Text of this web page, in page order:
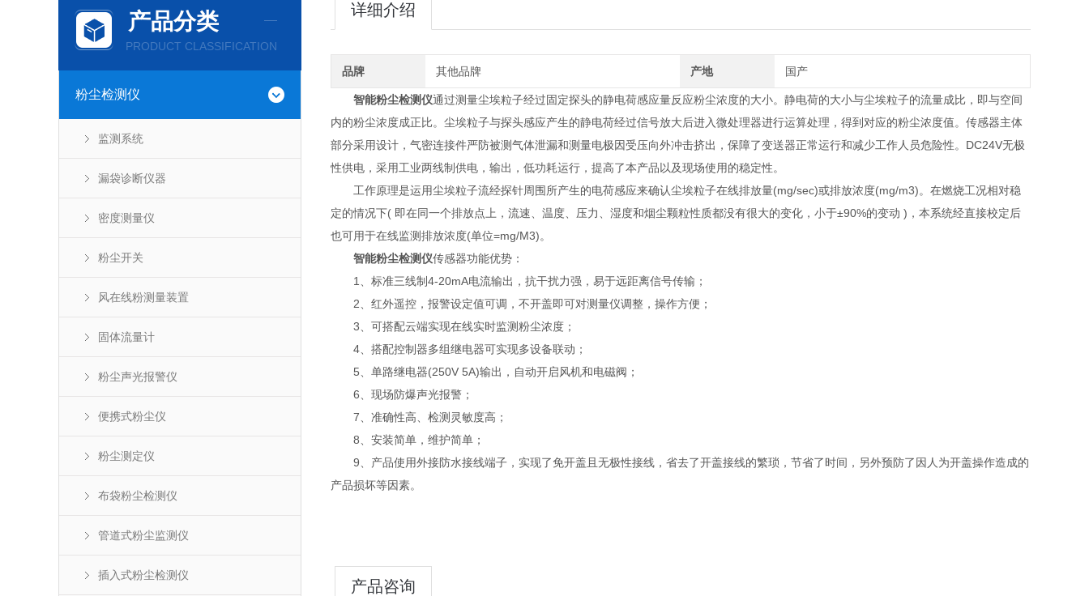
产品分类
PRODUCT CLASSIFICATION
粉尘检测仪
监测系统
漏袋诊断仪器
密度测量仪
粉尘开关
风在线粉测量装置
固体流量计
粉尘声光报警仪
便携式粉尘仪
粉尘测定仪
布袋粉尘检测仪
管道式粉尘监测仪
插入式粉尘检测仪
详细介绍
品牌 其他品牌 产地 国产
智能粉尘检测仪通过测量尘埃粒子经过固定探头的静电荷感应量反应粉尘浓度的大小。静电荷的大小与尘埃粒子的流量成比，即与空间
内的粉尘浓度成正比。尘埃粒子与探头感应产生的静电荷经过信号放大后进入微处理器进行运算处理，得到对应的粉尘浓度值。传感器主体
部分采用设计，气密连接件严防被测气体泄漏和测量电极因受压向外冲击挤出，保障了变送器正常运行和减少工作人员危险性。DC24V无极
性供电，采用工业两线制供电，输出，低功耗运行，提高了本产品以及现场使用的稳定性。
工作原理是运用尘埃粒子流经探针周围所产生的电荷感应来确认尘埃粒子在线排放量(mg/sec)或排放浓度(mg/m3)。在燃烧工况相对稳
定的情况下( 即在同一个排放点上，流速、温度、压力、湿度和烟尘颗粒性质都没有很大的变化，小于±90%的变动 )，本系统经直接校定后
也可用于在线监测排放浓度(单位=mg/M3)。
智能粉尘检测仪传感器功能优势：
1、标准三线制4-20mA电流输出，抗干扰力强，易于远距离信号传输；
2、红外遥控，报警设定值可调，不开盖即可对测量仪调整，操作方便；
3、可搭配云端实现在线实时监测粉尘浓度；
4、搭配控制器多组继电器可实现多设备联动；
5、单路继电器(250V 5A)输出，自动开启风机和电磁阀；
6、现场防爆声光报警；
7、准确性高、检测灵敏度高；
8、安装简单，维护简单；
9、产品使用外接防水接线端子，实现了免开盖且无极性接线，省去了开盖接线的繁琐，节省了时间，另外预防了因人为开盖操作造成的
产品损坏等因素。
产品咨询